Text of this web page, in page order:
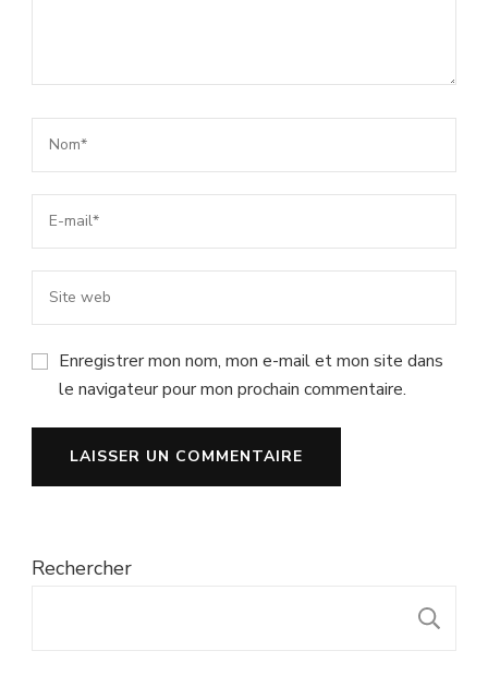
Enregistrer mon nom, mon e-mail et mon site dans
le navigateur pour mon prochain commentaire.
Rechercher